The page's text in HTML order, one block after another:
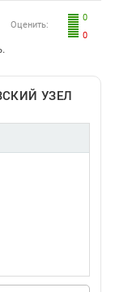
0
0
Оценить:
УЗЕЛ